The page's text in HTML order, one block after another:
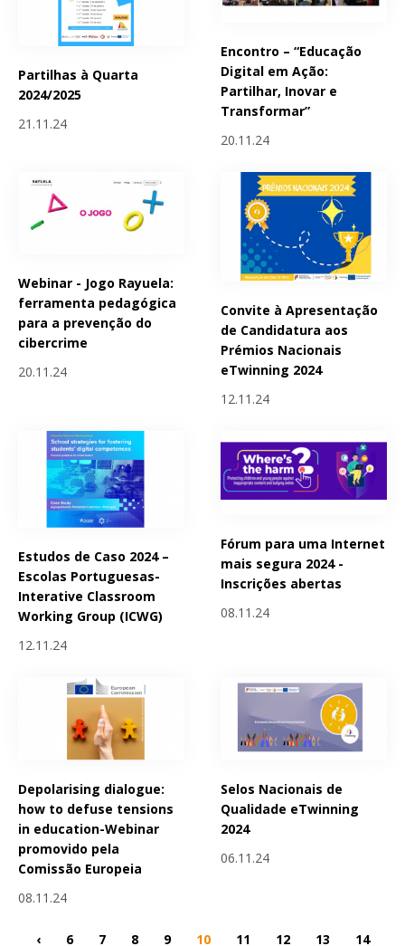
Partilhas à Quarta
2024/2025
21.11.24
Encontro – “Educação
Digital em Ação:
Partilhar, Inovar e
Transformar”
20.11.24
Webinar - Jogo Rayuela:
ferramenta pedagógica
para a prevenção do
cibercrime
20.11.24
Convite à Apresentação
de Candidatura aos
Prémios Nacionais
eTwinning 2024
12.11.24
Estudos de Caso 2024 –
Escolas Portuguesas-
Interative Classroom
Working Group (ICWG)
12.11.24
Fórum para uma Internet
mais segura 2024 -
Inscrições abertas
08.11.24
Depolarising dialogue:
how to defuse tensions
in education-Webinar
promovido pela
Comissão Europeia
08.11.24
Selos Nacionais de
Qualidade eTwinning
2024
06.11.24
‹ 6 7 8 9 10 11 12 13
14